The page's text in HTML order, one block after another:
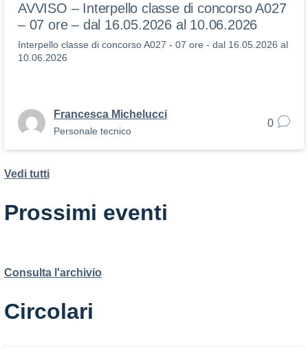
AVVISO – Interpello classe di concorso A027
– 07 ore – dal 16.05.2026 al 10.06.2026
Interpello classe di concorso A027 - 07 ore - dal 16.05.2026 al
10.06.2026
Francesca Michelucci
Personale tecnico
0
Vedi tutti
Prossimi eventi
Consulta l'archivio
Circolari